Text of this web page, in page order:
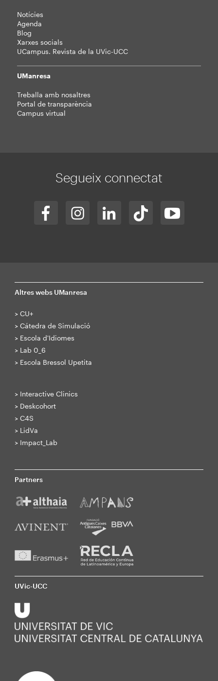
Notícies
Agenda
Blog
Xarxes socials
UCampus. Revista de la UVic-UCC
UManresa
Treballa amb nosaltres
Portal de transparència
Campus virtual
Segueix connectat
Altres webs UManresa
> CU+
> Cátedra de Simulació
> Escola d'Idiomes
> Lab 0_6
> Escola Bressol Upetita
> Interactive Clinics
> Deskcohort
> C4S
> LidVa
> Impact_Lab
Partners
UVic-UCC